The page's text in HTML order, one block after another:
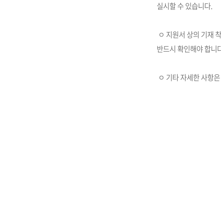
실시할 수 있습니다.
ㅇ 지원서 상의 기재
반드시 확인해야 합니
ㅇ 기타 자세한 사항